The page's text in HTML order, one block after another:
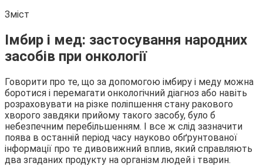
Зміст
Імбир і мед: застосування народних
засобів при онкології
Говорити про те, що за допомогою імбиру і меду можна
боротися і перемагати онкологічний діагноз або навіть
розраховувати на різке поліпшення стану ракового
хворого завдяки прийому такого засобу, було б
небезпечним перебільшенням. І все ж слід зазначити
поява в останній період часу науково обґрунтованої
інформації про те дивовижний вплив, який справляють
два згаданих продукту на організм людей і тварин.